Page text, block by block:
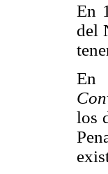
En
del
En
los